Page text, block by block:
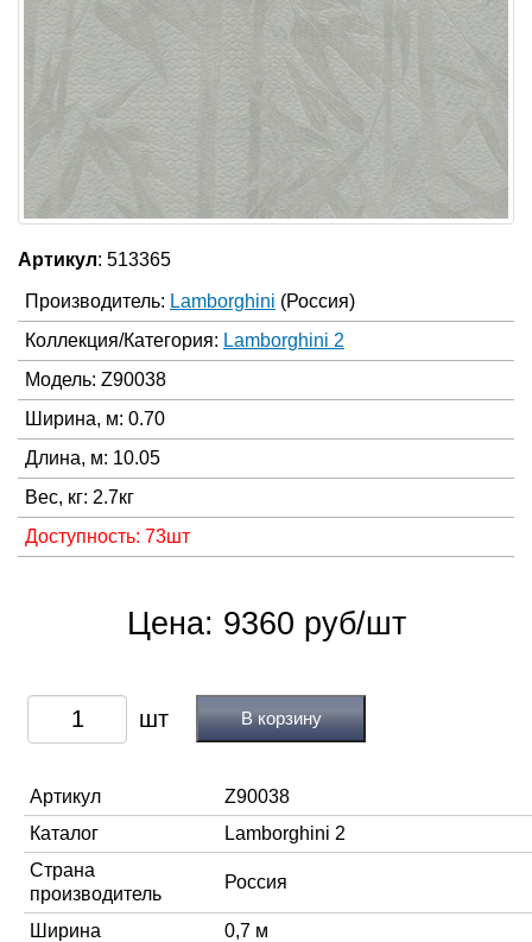
Артикул: 513365
Производитель: Lamborghini (Россия)
Коллекция/Категория: Lamborghini 2
Модель: Z90038
Ширина, м: 0.70
Длина, м: 10.05
Вес, кг: 2.7кг
Доступность: 73шт
Цена: 9360 руб/шт
В корзину
Артикул
Z90038
Каталог
Lamborghini 2
Страна
производитель
Россия
Ширина
0,7 м